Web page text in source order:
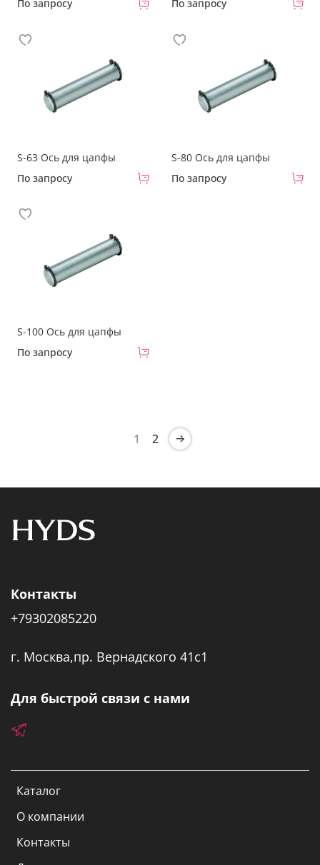
По запросу
По запросу
S-63 Ось для цапфы
По запросу
S-80 Ось для цапфы
По запросу
S-100 Ось для цапфы
По запросу
1 2
Каталог
О компании
Контакты
Контакты
+79302085220
г. Москва,пр. Вернадского 41с1
Для быстрой связи с нами